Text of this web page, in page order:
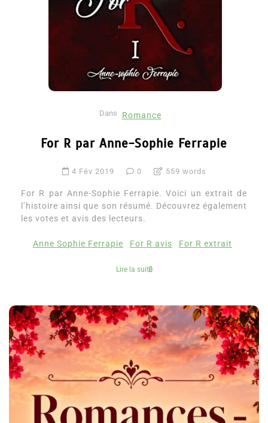
Dans Romance
For R par Anne-Sophie Ferrapie
4 Fév 2019 0 559 words
For R par Anne-Sophie Ferrapie. Voici un extrait de
l’histoire ainsi que son résumé. Découvrez également
les votes et avis des lecteurs.
Anne Sophie Ferrapie For R avis For R extrait
Lire la suite